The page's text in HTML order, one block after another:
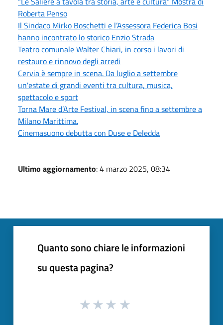
Roberta Penso
Il Sindaco Mirko Boschetti e l’Assessora Federica Bosi
hanno incontrato lo storico Enzio Strada
Teatro comunale Walter Chiari, in corso i lavori di
restauro e rinnovo degli arredi
Cervia è sempre in scena. Da luglio a settembre
un'estate di grandi eventi tra cultura, musica,
spettacolo e sport
Torna Mare d’Arte Festival, in scena fino a settembre a
Milano Marittima.
Cinemasuono debutta con Duse e Deledda
Ultimo aggiornamento: 4 marzo 2025, 08:34
Quanto sono chiare le informazioni
su questa pagina?